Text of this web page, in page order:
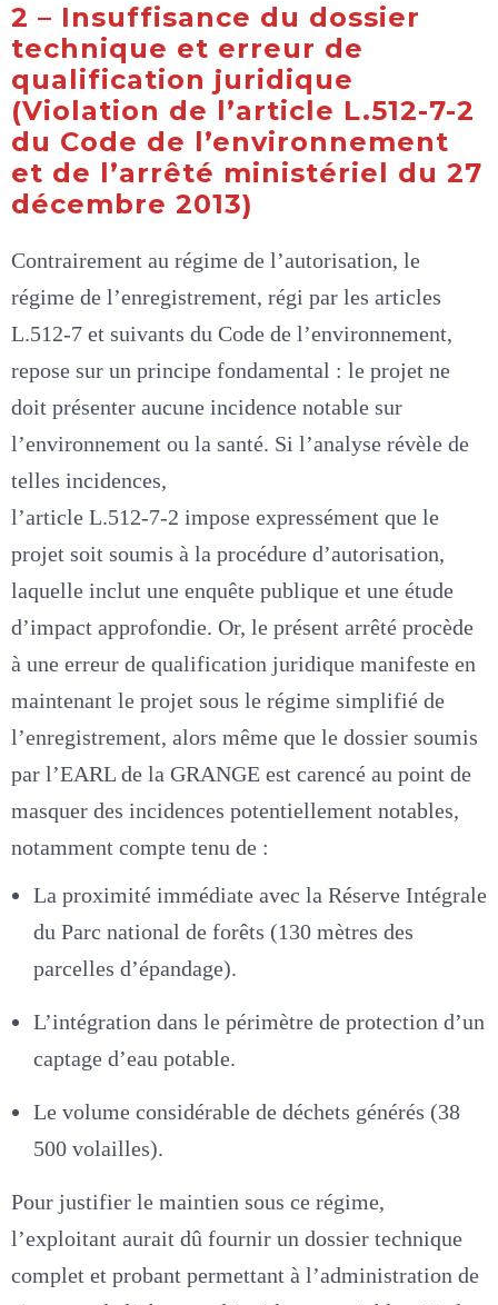
2 – Insuffisance du dossier
technique et erreur de
qualification juridique
(Violation de l’article L.512-7-2
du Code de l’environnement
et de l’arrêté ministériel du 27
décembre 2013)
Contrairement au régime de l’autorisation, le
régime de l’enregistrement, régi par les articles
L.512-7 et suivants du Code de l’environnement,
repose sur un principe fondamental : le projet ne
doit présenter aucune incidence notable sur
l’environnement ou la santé. Si l’analyse révèle de
telles incidences,
l’article L.512-7-2 impose expressément que le
projet soit soumis à la procédure d’autorisation,
laquelle inclut une enquête publique et une étude
d’impact approfondie. Or, le présent arrêté procède
à une erreur de qualification juridique manifeste en
maintenant le projet sous le régime simplifié de
l’enregistrement, alors même que le dossier soumis
par l’EARL de la GRANGE est carencé au point de
masquer des incidences potentiellement notables,
notamment compte tenu de :
La proximité immédiate avec la Réserve Intégrale
du Parc national de forêts (130 mètres des
parcelles d’épandage).
L’intégration dans le périmètre de protection d’un
captage d’eau potable.
Le volume considérable de déchets générés (38
500 volailles).
Pour justifier le maintien sous ce régime,
l’exploitant aurait dû fournir un dossier technique
complet et probant permettant à l’administration de